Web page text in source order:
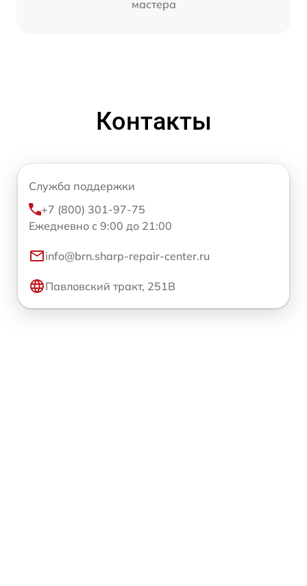
мастера
Контакты
Служба поддержки
+7 (800) 301-97-75
Ежедневно с 9:00 до 21:00
info@brn.sharp-repair-center.ru
Павловский тракт, 251В